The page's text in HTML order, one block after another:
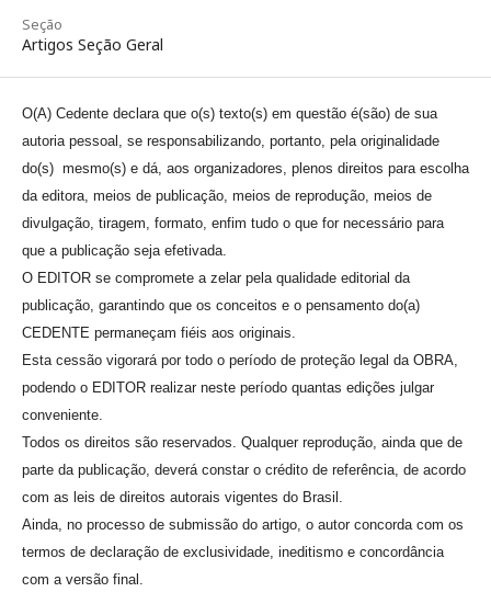
Seção
Artigos Seção Geral
O(A) Cedente declara que o(s) texto(s) em questão é(são) de sua
autoria pessoal, se responsabilizando, portanto, pela originalidade
do(s) mesmo(s) e dá, aos organizadores, plenos direitos para escolha
da editora, meios de publicação, meios de reprodução, meios de
divulgação, tiragem, formato, enfim tudo o que for necessário para
que a publicação seja efetivada.
O EDITOR se compromete a zelar pela qualidade editorial da
publicação, garantindo que os conceitos e o pensamento do(a)
CEDENTE permaneçam fiéis aos originais.
Esta cessão vigorará por todo o período de proteção legal da OBRA,
podendo o EDITOR realizar neste período quantas edições julgar
conveniente.
Todos os direitos são reservados. Qualquer reprodução, ainda que de
parte da publicação, deverá constar o crédito de referência, de acordo
com as leis de direitos autorais vigentes do Brasil.
Ainda, no processo de submissão do artigo, o autor concorda com os
termos de declaração de exclusividade, ineditismo e concordância
com a versão final.